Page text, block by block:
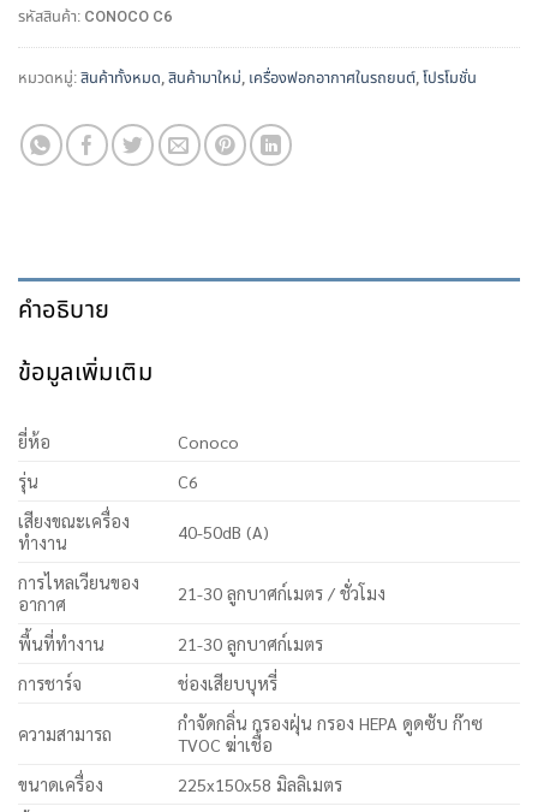
รหัสสินค้า: CONOCO C6
หมวดหมู่: สินค้าทั้งหมด, สินค้ามาใหม่, เครื่องฟอกอากาศในรถยนต์, โปรโมชั่น
คำอธิบาย
ข้อมูลเพิ่มเติม
ยี่ห้อ
Conoco
รุ่น
C6
เสียงขณะเครื่อง
ทำงาน
40-50dB (A)
การไหลเวียนของ
อากาศ
21-30 ลูกบาศก์เมตร / ชั่วโมง
พื้นที่ทำงาน
21-30 ลูกบาศก์เมตร
การชาร์จ
ช่องเสียบบุหรี่
ความสามารถ
กำจัดกลิ่น กรองฝุ่น กรอง HEPA ดูดซับ ก๊าซ
TVOC ฆ่าเชื้อ
ขนาดเครื่อง
225x150x58 มิลลิเมตร